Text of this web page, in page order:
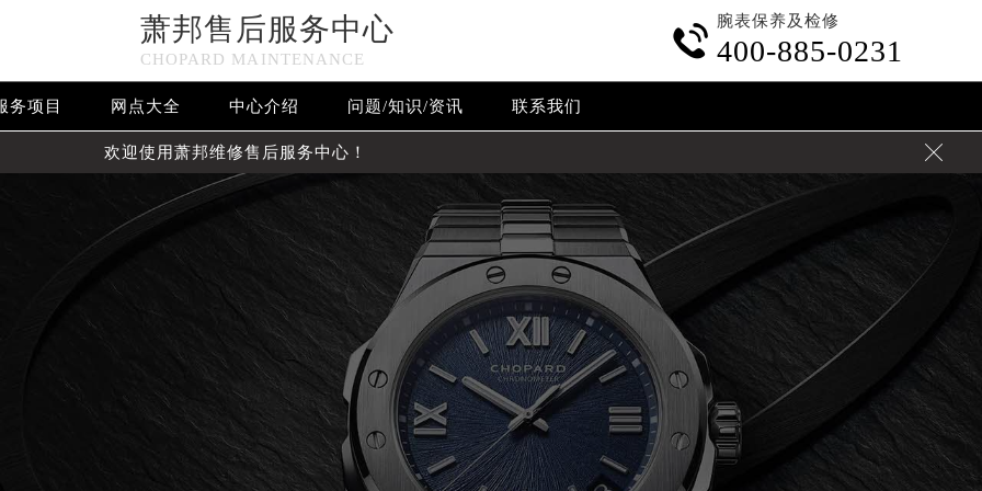
萧邦售后服务中心
CHOPARD MAINTENANCE

腕表保养及检修
400-885-0231
务项目 网点大全 中心介绍 问题/知识/资讯 联系我们
欢迎使用萧邦维修售后服务中心！ 